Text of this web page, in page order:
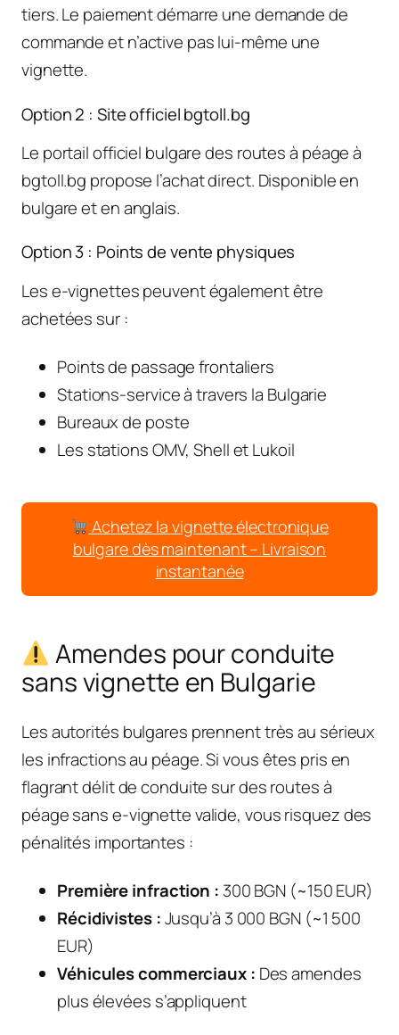
tiers. Le paiement démarre une demande de
commande et n’active pas lui-même une
vignette.
Option 2 : Site officiel bgtoll.bg
Le portail officiel bulgare des routes à péage à
bgtoll.bg propose l’achat direct. Disponible en
bulgare et en anglais.
Option 3 : Points de vente physiques
Les e-vignettes peuvent également être
achetées sur :
Points de passage frontaliers
Stations-service à travers la Bulgarie
Bureaux de poste
Les stations OMV, Shell et Lukoil
Achetez la vignette électronique
bulgare dès maintenant – Livraison
instantanée
Amendes pour conduite
sans vignette en Bulgarie
Les autorités bulgares prennent très au sérieux
les infractions au péage. Si vous êtes pris en
flagrant délit de conduite sur des routes à
péage sans e-vignette valide, vous risquez des
pénalités importantes :
Première infraction : 300 BGN (~150 EUR)
Récidivistes :Jusqu’à 3 000 BGN (~1 500
EUR)
Véhicules commerciaux : Des amendes
plus élevées s’appliquent